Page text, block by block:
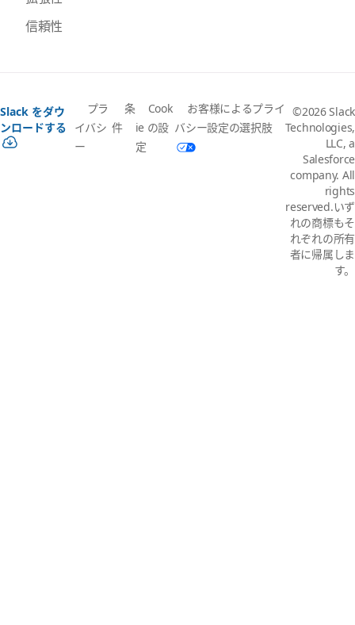
信頼性
Slack をダウ
ンロードする
プラ
イバシ
ー
条
件
Cook
ie の設
定
お客様によるプライ
バシー設定の選択肢
©2026 Slack
Technologies,
LLC, a
Salesforce
company. All
rights
reserved.いず
れの商標もそ
れぞれの所有
者に帰属しま
す。